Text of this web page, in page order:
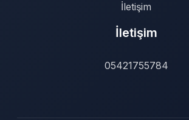
İletişim
İletişim
05421755784